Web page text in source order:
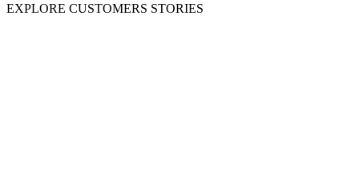
EXPLORE CUSTOMERS STORIES